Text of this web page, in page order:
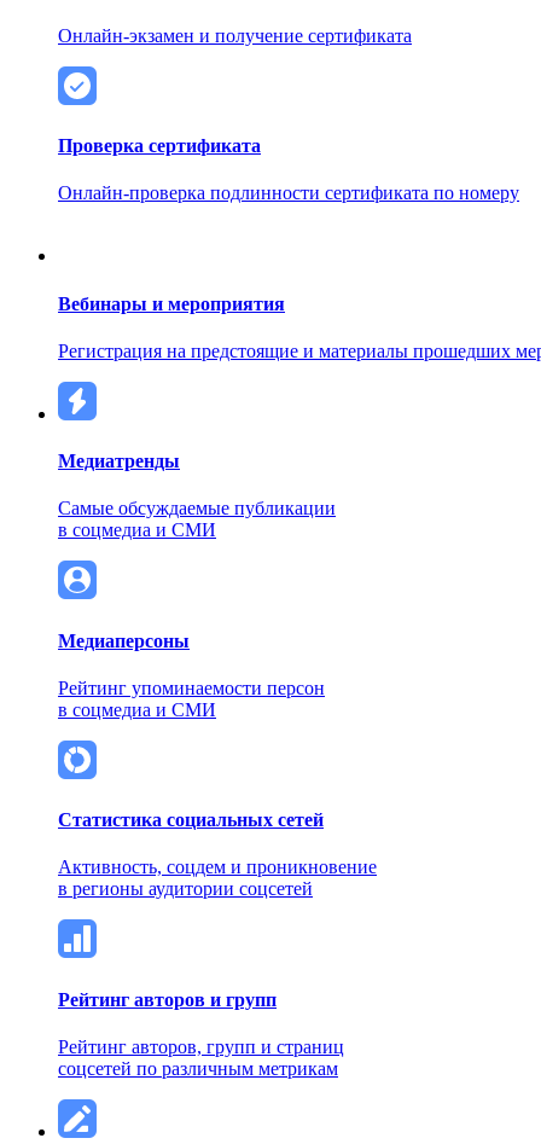
Онлайн-экзамен и получение сертификата
Проверка сертификата
Онлайн-проверка подлинности сертификата по номеру
Вебинары и мероприятия
Регистрация на предстоящие и материалы прошедших
Медиатренды
Самые обсуждаемые публикации
в соцмедиа и СМИ
Медиаперсоны
Рейтинг упоминаемости персон
в соцмедиа и СМИ
Статистика социальных сетей
Активность, соцдем и проникновение
в регионы аудитории соцсетей
Рейтинг авторов и групп
Рейтинг авторов, групп и страниц
соцсетей по различным метрикам